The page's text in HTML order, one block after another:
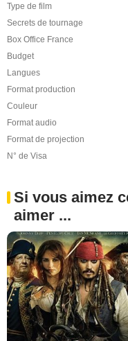
Type de film
Secrets de tournage
Box Office France
Budget
Langues
Format production
Couleur
Format audio
Format de projection
N° de Visa
Si vous aimez
aimer ...